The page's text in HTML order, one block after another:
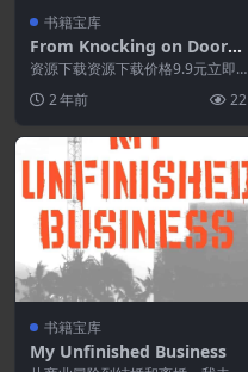
书籍宝库
From Knocking on Doors
to Making Millions Top Str
ategies for Direct Sales Su
ccess
资源下载资源下载价格9.9元立即
2 年前 22
书籍宝库
My Unfinished Business